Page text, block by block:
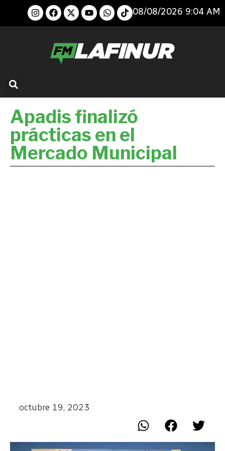
08/08/2026 9:04 AM
Apadis finalizó
prácticas en el
Mercado Municipal
octubre 19, 2023